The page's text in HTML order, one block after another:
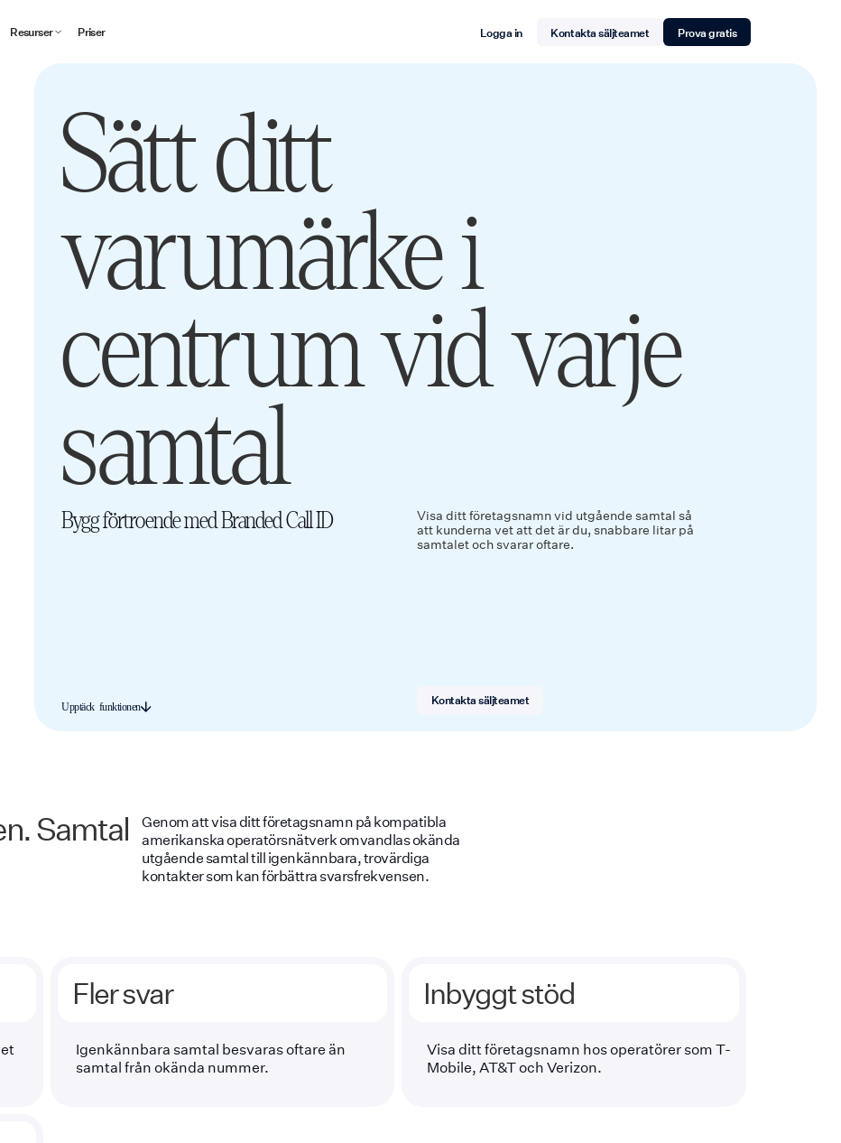
Resurser Priser Logga in Kontakta säljteamet Prova gratis
Sätt ditt
varumärke i
centrum vid varje
samtal
Bygg förtroende med Branded Call ID
Upptäck funktionen
Visa ditt företagsnamn vid utgående samtal så
att kunderna vet att det är du, snabbare litar på
samtalet och svarar oftare.
Kontakta säljteamet
Samtal
Genom att visa ditt företagsnamn på kompatibla
amerikanska operatörsnätverk omvandlas okända
utgående samtal till igenkännbara, trovärdiga
kontakter som kan förbättra svarsfrekvensen.
Fler svar
Igenkännbara samtal besvaras oftare än
samtal från okända nummer.
Inbyggt stöd
Visa ditt företagsnamn hos operatörer som T-
Mobile, AT&T och Verizon.